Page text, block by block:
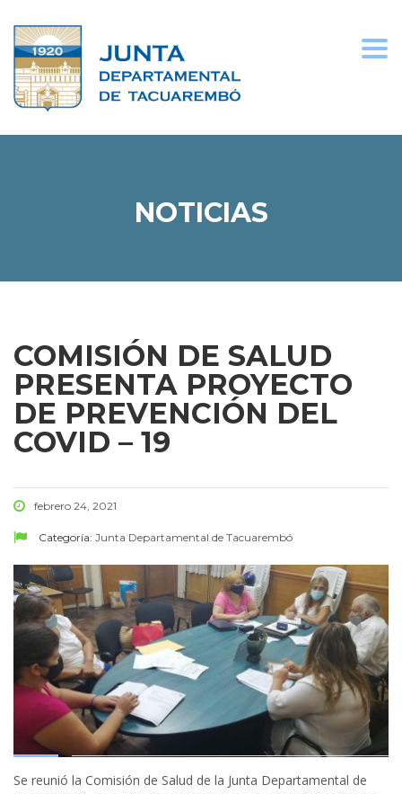
NOTICIAS
COMISIÓN DE SALUD
PRESENTA PROYECTO
DE PREVENCIÓN DEL
COVID – 19
febrero 24, 2021
Categoría: Junta Departamental de Tacuarembó
Se reunió la Comisión de Salud de la Junta Departamental de